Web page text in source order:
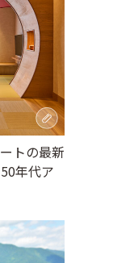
トの最新
年代ア